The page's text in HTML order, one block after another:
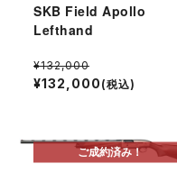
SKB Field Apollo
Lefthand
¥132,000
¥132,000 (税込)
ご成約済み！